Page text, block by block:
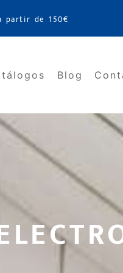
partir de 150€
Blog